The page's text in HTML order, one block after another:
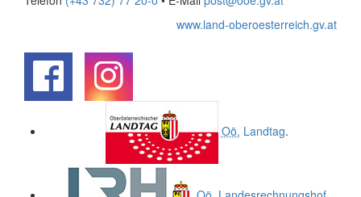
www.land-oberoesterreich.gv.at
Oö. Landtag.